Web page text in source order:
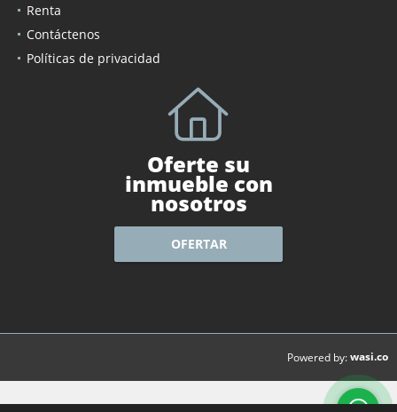
Renta
Contáctenos
Políticas de privacidad
Oferte su
inmueble con
nosotros
OFERTAR
Powered by:wasi.co